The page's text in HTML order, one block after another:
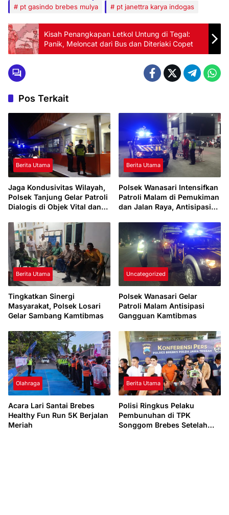
pt gasindo brebes mulya
pt janettra karya indogas
Kisah Penangkapan Letkol Untung di Tegal:
Panik, Meloncat dari Bus dan Diteriaki Copet
Pos Terkait
Berita Utama
Jaga Kondusivitas Wilayah,
Polsek Tanjung Gelar Patroli
Dialogis di Objek Vital dan
Berita Utama
Polsek Wanasari Intensifkan
Patroli Malam di Pemukiman
dan Jalan Raya, Antisipasi
Berita Utama
Tingkatkan Sinergi
Masyarakat, Polsek Losari
Gelar Sambang Kamtibmas
Uncategorized
Polsek Wanasari Gelar
Patroli Malam Antisipasi
Gangguan Kamtibmas
Olahraga
Acara Lari Santai Brebes
Healthy Fun Run 5K Berjalan
Meriah
Berita Utama
Polisi Ringkus Pelaku
Pembunuhan di TPK
Songgom Brebes Setelah